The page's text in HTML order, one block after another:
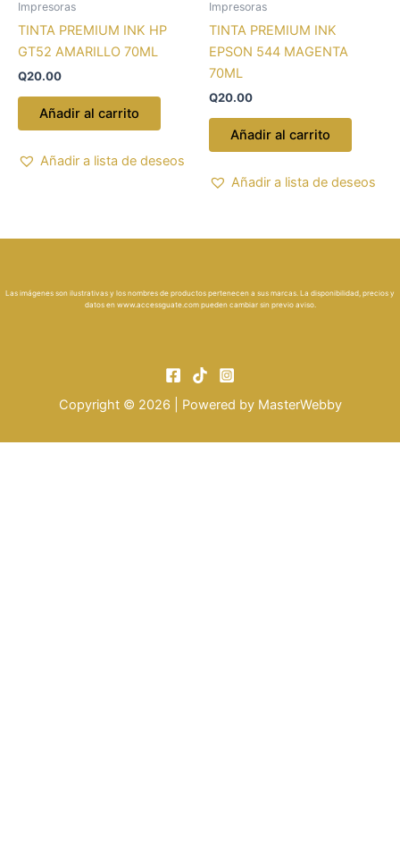
Impresoras
TINTA PREMIUM INK HP
GT52 AMARILLO 70ML
Q20.00
Añadir al carrito
Añadir a lista de deseos
Impresoras
TINTA PREMIUM INK
EPSON 544 MAGENTA
70ML
Q20.00
Añadir al carrito
Añadir a lista de deseos
Las imágenes son ilustrativas y los nombres de productos pertenecen a sus marcas. La disponibilidad, precios y
datos en www.accessguate.compueden cambiar sin previo aviso.
Copyright © 2026 | Powered by MasterWebby